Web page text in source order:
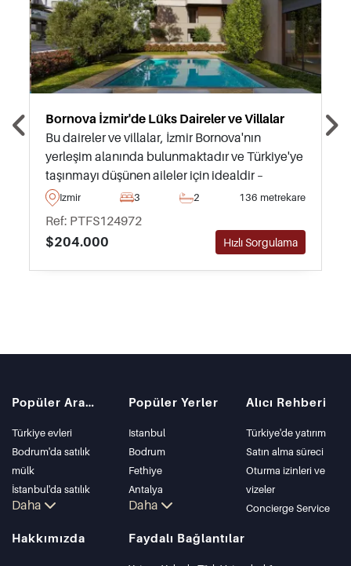
Bornova İzmir'de Lüks Daireler ve Villalar
Bu daireler ve villalar, İzmir Bornova'nın
yerleşim alanında bulunmaktadır ve Türkiye'ye
taşınmayı düşünen aileler için idealdir –
ihtiyaçlar ve ulaşım seçeneklerine sadece
birkaç dakika uzaklıktadır.
Izmir 3 2 136 metrekare
Ref: PTFS124972
$204.000
Hızlı Sorgulama
Popüler Aramalar
Türkiye evleri
Bodrum'da satılık
mülk
İstanbul'da satılık
daire
Bodrum Villası
Daha
Popüler Yerler
Istanbul
Bodrum
Fethiye
Antalya
Kalkan
Kas
Daha
Alıcı Rehberi
Türkiye'de yatırım
Satın alma süreci
Oturma izinleri ve
vizeler
Concierge Service
Hakkımızda Faydalı Bağlantılar